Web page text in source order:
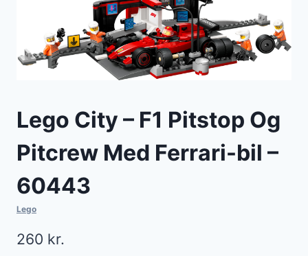
Lego City – F1 Pitstop Og
Pitcrew Med Ferrari-bil –
60443
Lego
260 kr.